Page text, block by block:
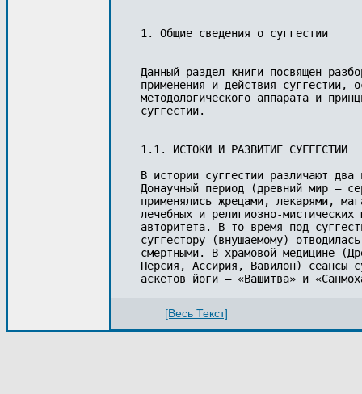
1. Общие сведения о суггестии
Данный раздел книги посвящен
применения и действия суггестии,
методологического аппарата и
суггестии.
1.1. ИСТОКИ И РАЗВИТИЕ СУГГЕСТИИ
В истории суггестии различают
Донаучный период (древний мир —
применялись жрецами, лекарями,
лечебных и религиозно-
авторитета. В то время под
суггестору (внушаемому)
смертными. В храмовой медицине
Персия, Ассирия, Вавилон) сеансы
[Весь Текст]